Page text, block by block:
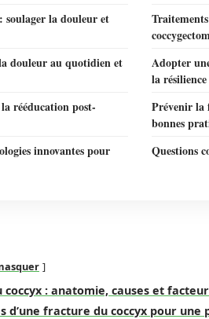
soulager la douleur et
douleur au quotidien et
Adopter
la résilience
rééducation post-
Prévenir la
bonnes
innovantes pour
Questions
: anatomie, causes et
d’une fracture du coccyx pour une